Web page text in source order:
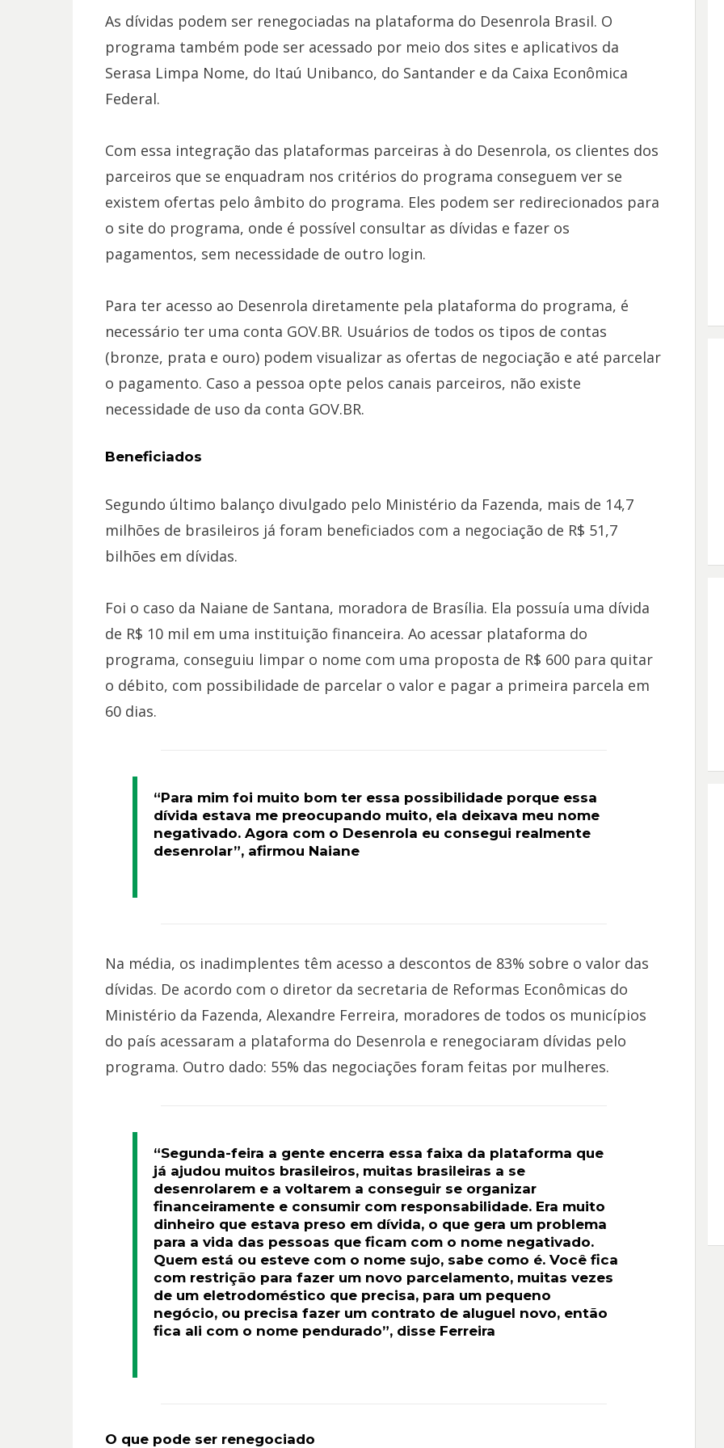
As dívidas podem ser renegociadas na plataforma do Desenrola Brasil. O
programa também pode ser acessado por meio dos sites e aplicativos da
Serasa Limpa Nome, do Itaú Unibanco, do Santander e da Caixa Econômica
Federal.
Com essa integração das plataformas parceiras à do Desenrola, os clientes dos
parceiros que se enquadram nos critérios do programa conseguem ver se
existem ofertas pelo âmbito do programa. Eles podem ser redirecionados para
o site do programa, onde é possível consultar as dívidas e fazer os
pagamentos, sem necessidade de outro login.
Para ter acesso ao Desenrola diretamente pela plataforma do programa, é
necessário ter uma conta GOV.BR. Usuários de todos os tipos de contas
(bronze, prata e ouro) podem visualizar as ofertas de negociação e até parcelar
o pagamento. Caso a pessoa opte pelos canais parceiros, não existe
necessidade de uso da conta GOV.BR.
Beneficiados
Segundo último balanço divulgado pelo Ministério da Fazenda, mais de 14,7
milhões de brasileiros já foram beneficiados com a negociação de R$ 51,7
bilhões em dívidas.
Foi o caso da Naiane de Santana, moradora de Brasília. Ela possuía uma dívida
de R$ 10 mil em uma instituição financeira. Ao acessar plataforma do
programa, conseguiu limpar o nome com uma proposta de R$ 600 para quitar
o débito, com possibilidade de parcelar o valor e pagar a primeira parcela em
60 dias.
“Para mim foi muito bom ter essa possibilidade porque essa
dívida estava me preocupando muito, ela deixava meu nome
negativado. Agora com o Desenrola eu consegui realmente
desenrolar”, afirmou Naiane
Na média, os inadimplentes têm acesso a descontos de 83% sobre o valor das
dívidas. De acordo com o diretor da secretaria de Reformas Econômicas do
Ministério da Fazenda, Alexandre Ferreira, moradores de todos os municípios
do país acessaram a plataforma do Desenrola e renegociaram dívidas pelo
programa. Outro dado: 55% das negociações foram feitas por mulheres.
“Segunda-feira a gente encerra essa faixa da plataforma que
já ajudou muitos brasileiros, muitas brasileiras a se
desenrolarem e a voltarem a conseguir se organizar
financeiramente e consumir com responsabilidade. Era muito
dinheiro que estava preso em dívida, o que gera um problema
para a vida das pessoas que ficam com o nome negativado.
Quem está ou esteve com o nome sujo, sabe como é. Você fica
com restrição para fazer um novo parcelamento, muitas vezes
de um eletrodoméstico que precisa, para um pequeno
negócio, ou precisa fazer um contrato de aluguel novo, então
fica ali com o nome pendurado”, disse Ferreira
O que pode ser renegociado